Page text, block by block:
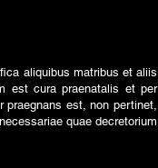
aliquibus matribus et aliis
est cura praenatalis et per
praegnans est, non pertinet,
quae decretorium